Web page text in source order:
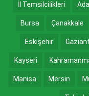
İl Temsilcilikleri
Bursa Çanakkale
Eskişehir
Kayseri
Manisa Mersin